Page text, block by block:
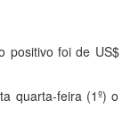
positivo foi de US$
quarta-feira (1º) o